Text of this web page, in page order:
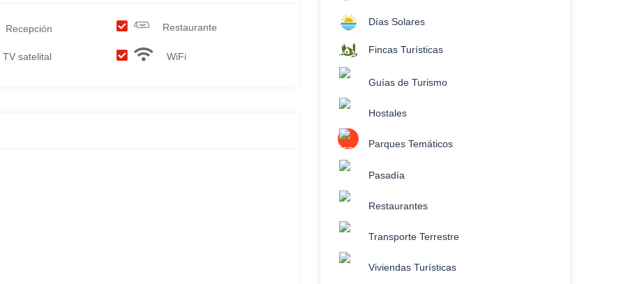
Recepción Restaurante
TV satelital WiFi
Días Solares
Fincas Turísticas
Guías de Turismo
Hostales
Parques Temáticos
Pasadía
Restaurantes
Transporte Terrestre
Viviendas Turísticas